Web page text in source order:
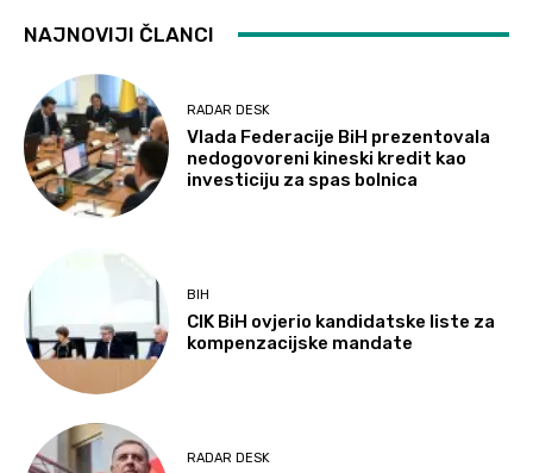
NAJNOVIJI ČLANCI
RADAR DESK
Vlada Federacije BiH prezentovala
nedogovoreni kineski kredit kao
investiciju za spas bolnica
BIH
CIK BiH ovjerio kandidatske liste za
kompenzacijske mandate
RADAR DESK